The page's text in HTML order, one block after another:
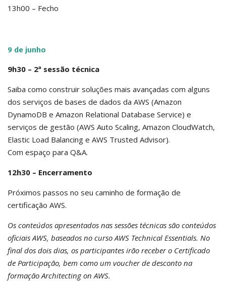
13h00 – Fecho
9 de junho
9h30 – 2ª sessão técnica
Saiba como construir soluções mais avançadas com alguns
dos serviços de bases de dados da AWS (Amazon
DynamoDB e Amazon Relational Database Service) e
serviços de gestão (AWS Auto Scaling, Amazon CloudWatch,
Elastic Load Balancing e AWS Trusted Advisor).
Com espaço para Q&A.
12h30 – Encerramento
Próximos passos no seu caminho de formação de
certificação AWS.
Os conteúdos apresentados nas sessões técnicas são conteúdos
oficiais AWS, baseados no curso AWS Technical Essentials. No
final dos dois dias, os participantes irão receber o Certificado
de Participação, bem como um voucher de desconto na
formação Architecting on AWS.